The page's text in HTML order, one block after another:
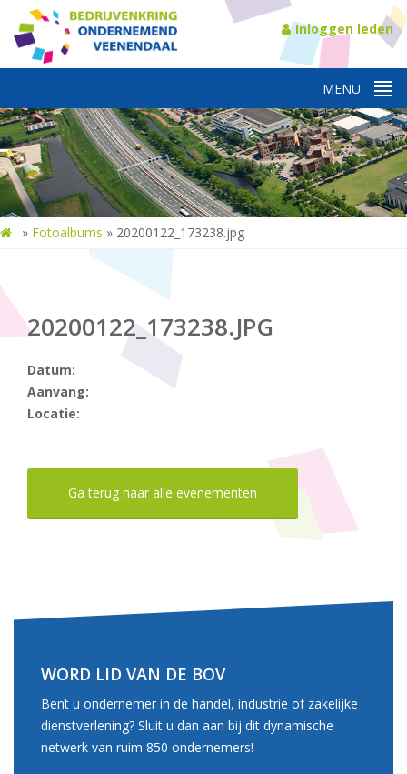
Inloggen leden
» Fotoalbums » 20200122_173238.jpg
20200122_173238.JPG
Datum:
Aanvang:
Locatie:
Ga terug naar alle evenementen
WORD LID VAN DE BOV
Bent u ondernemer in de handel, industrie of zakelijke
dienstverlening? Sluit u dan aan bij dit dynamische
netwerk van ruim 850 ondernemers!